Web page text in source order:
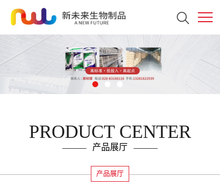
PRODUCT CENTER
产品展厅
产品展厅